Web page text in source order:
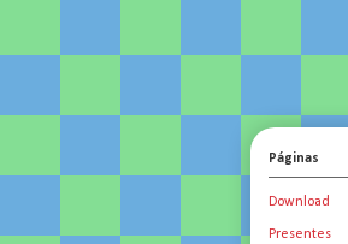
Páginas
Download
Presentes